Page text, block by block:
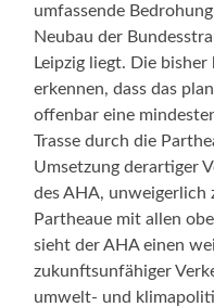
umfassende
Neubau der
Leipzig liegt. Die bisher
erkennen, dass das
offenbar eine
Trasse durch die
Umsetzung derartiger
des AHA, unweigerlich
Partheaue mit allen
sieht der AHA einen
zukunftsunfähiger
umwelt- und